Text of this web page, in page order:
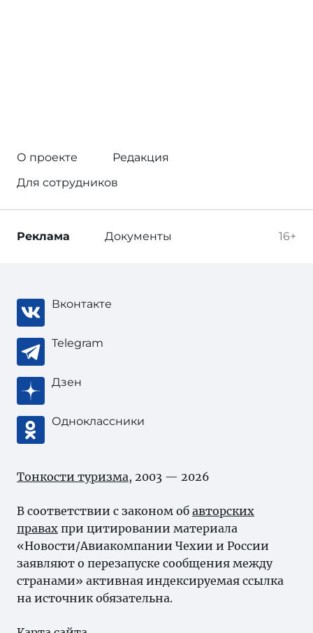
О проекте
Редакция
Для сотрудников
16+
Реклама Документы
Вконтакте
Telegram
Дзен
Одноклассники
Тонкости туризма, 2003 — 2026
В соответствии с законом об авторских
правах при цитировании материала
«Новости/Авиакомпании Чехии и России
заявляют о перезапуске сообщения между
странами» активная индексируемая ссылка
на источник обязательна.